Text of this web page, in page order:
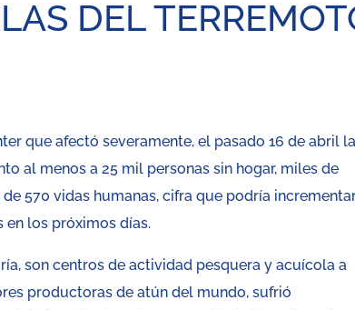
DEL
que afectó severamente, el pasado 16 de abril la
al menos a 25 mil personas sin hogar, miles de
570 vidas humanas, cifra que podría
los próximos días.
son centros de actividad pesquera y acuícola a
productoras de atún del mundo, sufrió